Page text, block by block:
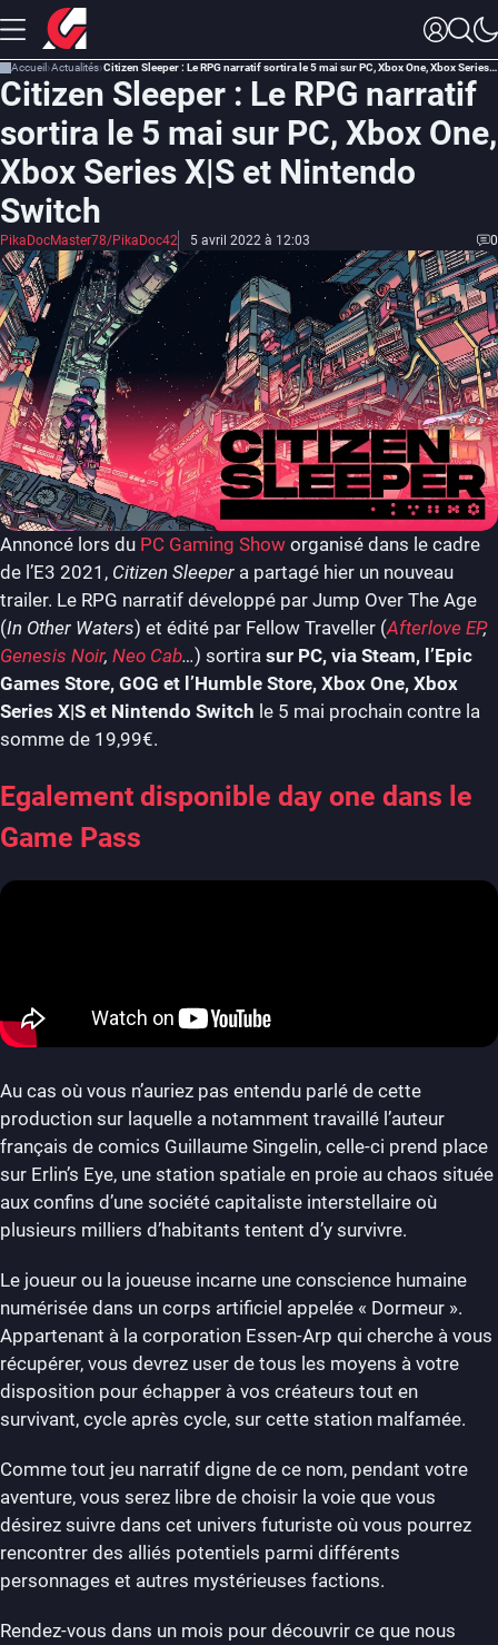
Accueil Actualités Citizen Sleeper : Le RPG narratif sortira le 5 mai sur PC, Xbox One, Xbox Series X|S et Nintendo Switch
Citizen Sleeper : Le RPG narratif
sortira le 5 mai sur PC, Xbox One,
Xbox Series X|S et Nintendo
Switch
PikaDocMaster78/PikaDoc42 5 avril 2022 à 12:03 0
Annoncé lors du PC Gaming Show organisé dans le cadre
de l’E3 2021, Citizen Sleeper a partagé hier un nouveau
trailer. Le RPG narratif développé par Jump Over The Age
(In Other Waters) et édité par Fellow Traveller (Afterlove EP,
Genesis Noir, Neo Cab…) sortira sur PC, via Steam, l’Epic
Games Store, GOG et l’Humble Store, Xbox One, Xbox
Series X|S et Nintendo Switch le 5 mai prochain contre la
somme de 19,99€.
Egalement disponible day one dans le
Game Pass
Au cas où vous n’auriez pas entendu parlé de cette
production sur laquelle a notamment travaillé l’auteur
français de comics Guillaume Singelin, celle-ci prend place
sur Erlin’s Eye, une station spatiale en proie au chaos située
aux confins d’une société capitaliste interstellaire où
plusieurs milliers d’habitants tentent d’y survivre.
Le joueur ou la joueuse incarne une conscience humaine
numérisée dans un corps artificiel appelée « Dormeur ».
Appartenant à la corporation Essen-Arp qui cherche à vous
récupérer, vous devrez user de tous les moyens à votre
disposition pour échapper à vos créateurs tout en
survivant, cycle après cycle, sur cette station malfamée.
Comme tout jeu narratif digne de ce nom, pendant votre
aventure, vous serez libre de choisir la voie que vous
désirez suivre dans cet univers futuriste où vous pourrez
rencontrer des alliés potentiels parmi différents
personnages et autres mystérieuses factions.
Rendez-vous dans un mois pour découvrir ce que nous